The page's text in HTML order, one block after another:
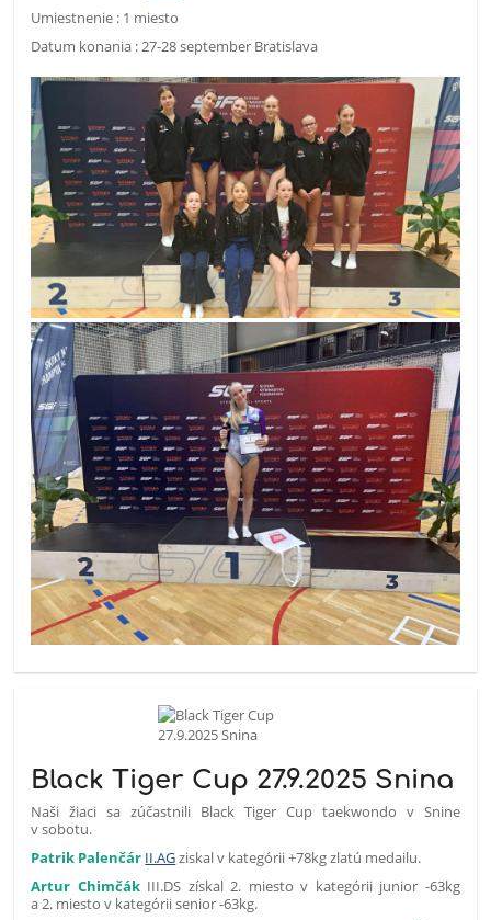
Umiestnenie : 1 miesto
Datum konania : 27-28 september Bratislava
Black Tiger Cup 27.9.2025 Snina
Naši žiaci sa zúčastnili Black Tiger Cup taekwondo v Snine
v sobotu.
Patrik Palenčár II.AGziskal v kategórii +78kg zlatú medailu.
Artur ChimčákIII.DS získal 2. miesto v kategórii junior -63kg
a 2. miesto v kategórii senior -63kg.